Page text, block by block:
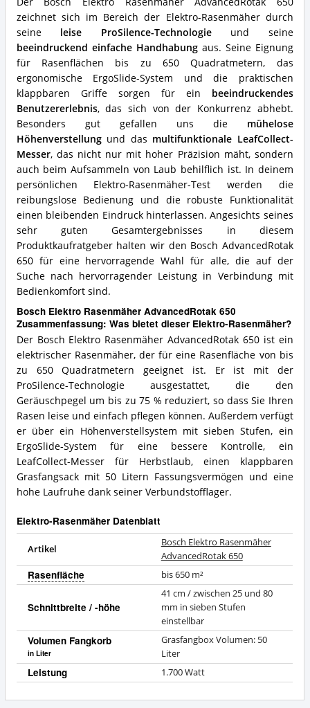
zeichnet sich im Bereich der Elektro-Rasenmäher durch
seine leise ProSilence-Technologieund seine
beeindruckend einfache Handhabungaus. Seine Eignung
für Rasenflächen bis zu 650 Quadratmetern, das
ergonomische ErgoSlide-System und die praktischen
klappbaren Griffe sorgen für ein beeindruckendes
Benutzererlebnis, das sich von der Konkurrenz abhebt.
Besonders gut gefallen uns die mühelose
Höhenverstellungund das multifunktionale LeafCollect-
Messer, das nicht nur mit hoher Präzision mäht, sondern
auch beim Aufsammeln von Laub behilflich ist. In deinem
persönlichen Elektro-Rasenmäher-Test werden die
reibungslose Bedienung und die robuste Funktionalität
einen bleibenden Eindruck hinterlassen. Angesichts seines
sehr guten Gesamtergebnisses in diesem
Produktkaufratgeber halten wir den Bosch AdvancedRotak
650 für eine hervorragende Wahl für alle, die auf der
Suche nach hervorragender Leistung in Verbindung mit
Bedienkomfort sind.
Bosch Elektro Rasenmäher AdvancedRotak 650
Zusammenfassung: Was bietet dieser Elektro-Rasenmäher?
Der Bosch Elektro Rasenmäher AdvancedRotak 650 ist ein
elektrischer Rasenmäher, der für eine Rasenfläche von bis
zu 650 Quadratmetern geeignet ist. Er ist mit der
ProSilence-Technologie ausgestattet, die den
Geräuschpegel um bis zu 75 % reduziert, so dass Sie Ihren
Rasen leise und einfach pflegen können. Außerdem verfügt
er über ein Höhenverstellsystem mit sieben Stufen, ein
ErgoSlide-System für eine bessere Kontrolle, ein
LeafCollect-Messer für Herbstlaub, einen klappbaren
Grasfangsack mit 50 Litern Fassungsvermögen und eine
hohe Laufruhe dank seiner Verbundstofflager.
Elektro-Rasenmäher Datenblatt
Artikel
Bosch Elektro Rasenmäher
AdvancedRotak 650
Rasenfläche bis 650 m²
Schnittbreite / -höhe
41 cm / zwischen 25 und 80
mm in sieben Stufen
einstellbar
Volumen Fangkorb
in Liter
Grasfangbox Volumen: 50
Liter
Leistung 1.700 Watt
für
diesen
Elektro-
Rasenmäher?